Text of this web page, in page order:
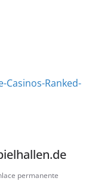
Ranked-
permanente